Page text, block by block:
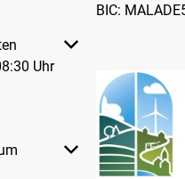
oder Schließzeiten
Uhr
oder Schließzeiten
BIC: